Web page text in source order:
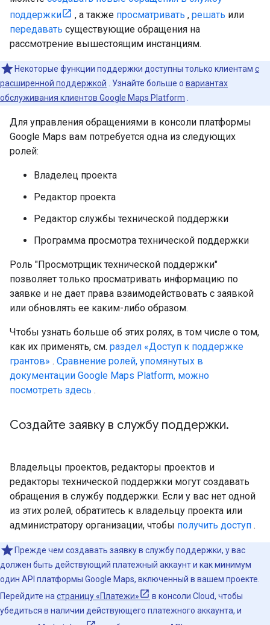
поддержки
, а также просматривать , решать или
передавать существующие обращения на
рассмотрение вышестоящим инстанциям.
Некоторые функции поддержки доступны только клиентам с
расширенной поддержкой . Узнайте больше о вариантах
обслуживания клиентов Google Maps Platform
Для управления обращениями в консоли платформы
Google Maps вам потребуется одна из следующих
ролей:
Владелец проекта
Редактор проекта
Редактор службы технической поддержки
Программа просмотра технической поддержки
Роль "Просмотрщик технической поддержки"
позволяет только просматривать информацию по
заявке и не дает права взаимодействовать с заявкой
или обновлять ее каким-либо образом.
Чтобы узнать больше об этих ролях, в том числе о том,
как их применять, см. раздел «Доступ к поддержке
грантов» . Сравнение ролей, упомянутых в
документации Google Maps Platform, можно
посмотреть здесь .
Создайте заявку в службу поддержки.
Владельцы проектов, редакторы проектов и
редакторы технической поддержки могут создавать
обращения в службу поддержки. Если у вас нет одной
из этих ролей, обратитесь к владельцу проекта или
администратору организации, чтобы получить доступ .
Прежде чем создавать заявку в службу поддержки, у вас
должен быть действующий платежный аккаунт и как минимум
один API платформы Google Maps, включенный в вашем проекте.
Перейдите на страницу «Платежи»
в консоли Cloud, чтобы
убедиться в наличии действующего платежного аккаунта, и